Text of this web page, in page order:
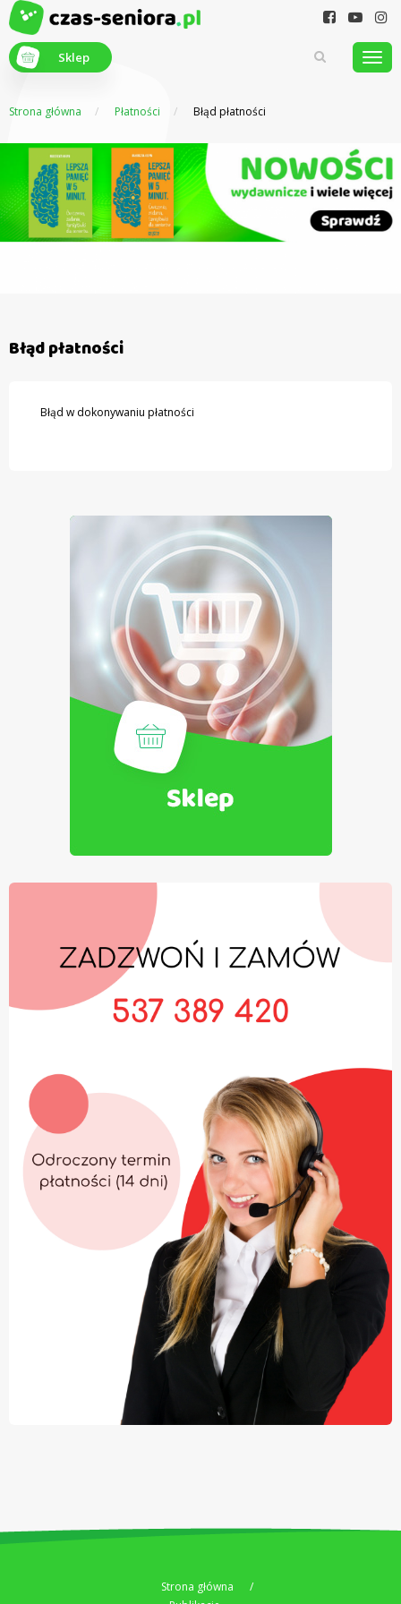
Sklep
seniorach
Strona główna Płatności Błąd płatności
Błąd płatności
Błąd w dokonywaniu płatności
Strona główna